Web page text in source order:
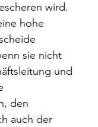
wird.
hohe
sie nicht
und
den
auch der